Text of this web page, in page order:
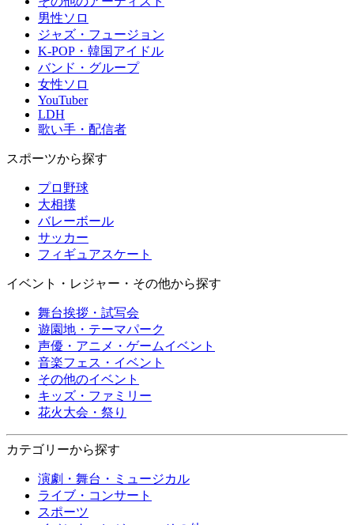
男性ソロ
ジャズ・フュージョン
K-POP・韓国アイドル
バンド・グループ
女性ソロ
YouTuber
LDH
歌い手・配信者
スポーツから探す
プロ野球
大相撲
バレーボール
サッカー
フィギュアスケート
イベント・レジャー・その他から探す
舞台挨拶・試写会
遊園地・テーマパーク
声優・アニメ・ゲームイベント
音楽フェス・イベント
その他のイベント
キッズ・ファミリー
花火大会・祭り
カテゴリーから探す
演劇・舞台・ミュージカル
ライブ・コンサート
スポーツ